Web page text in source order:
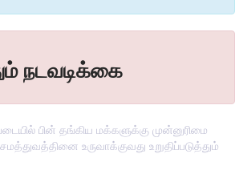
நடவடிக்கை
பின் தங்கிய மக்களுக்கு முன்னுரிமை
உருவாக்குவது உறுதிப்படுத்தும்